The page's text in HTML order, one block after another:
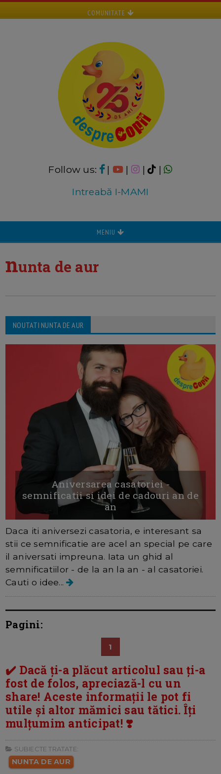
COMUNITATE
Follow us: | | |
|
Intreabă I-MAMI
MENIU
nunta de aur
NOUTATI NUNTA DE AUR
Aniversarea casatoriei -
semnificatii si idei de cadouri an de
an
Daca iti aniversezi casatoria, e interesant sa
stii ce semnificatie are acel an special pe care
il aniversati impreuna. Iata un ghid al
semnificatiilor - de la an la an - al casatoriei.
Cauti o idee...
Pagini:
1
✔️ Dacă ți-a plăcut articolul sau ți-a
fost de folos, apreciază-l cu un
share! Aceste informații le pot fi
utile și altor mămici sau tătici. Îți
mulțumim anticipat! ❣️
SUBIECTE TRATATE:
NUNTA DE AUR